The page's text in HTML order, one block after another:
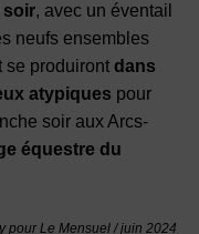
soir, avec un éventail
neufs ensembles
se produiront dans
atypiques pour
soir aux Arcs-
équestre du
pour Le Mensuel / juin 2024